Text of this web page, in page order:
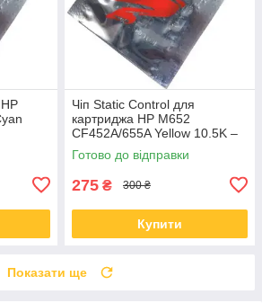
Чіп Static Control для
картриджа HP M652
CF452A/655A Yellow 10.5K –
HM652CP-Y
Готово до відправки
275 ₴ 300 ₴
Купити
Показати ще